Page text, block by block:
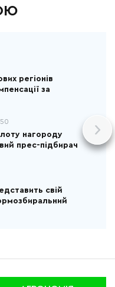
регіонів
за
нагороду
прес-підбирач
свій